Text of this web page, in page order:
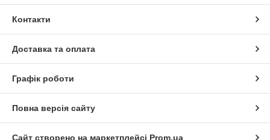
Контакти
Доставка та оплата
Графік роботи
Повна версія сайту
Сайт створено на маркетплейсі Prom.ua